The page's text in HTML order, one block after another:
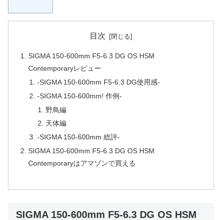
目次
SIGMA 150-600mm F5-6.3 DG OS HSM
Contemporaryレビュー
-SIGMA 150-600mm F5-6.3 DG使用感-
-SIGMA 150-600mm! 作例-
野鳥編
天体編
-SIGMA 150-600mm 総評-
SIGMA 150-600mm F5-6.3 DG OS HSM
Contemporaryはアマゾンで買える
SIGMA 150-600mm F5-6.3 DG OS HSM